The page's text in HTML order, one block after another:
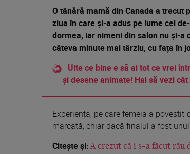
O tânără mamă din Canada a trecut
ziua în care și-a adus pe lume cel
dormea, iar nimeni din salon nu și-a
câteva minute mai târziu, cu fața în
Uite ce bine e să ai tot ce vrei
și desene animate! Hai să vezi
Experiența, pe care femeia a
marcată, chiar dacă finalul a fost
Citește și: A crezut că i s-a făcut rău